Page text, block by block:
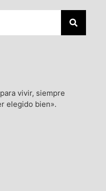
vivir, siempre
elegido bien».